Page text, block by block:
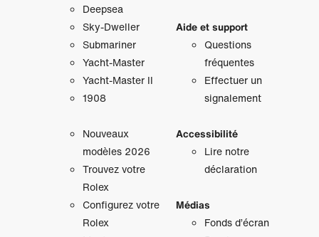
Deepsea
Sky‑Dweller
Submariner
Yacht‑Master
Yacht‑Master II
1908
Nouveaux
modèles 2026
Trouvez votre
Rolex
Configurez votre
Rolex
Aide et support
Questions
fréquentes
Effectuer un
signalement
Accessibilité
Lire notre
déclaration
Médias
Fonds d’écran